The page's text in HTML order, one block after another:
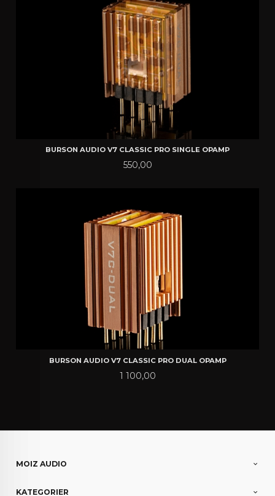
BURSON AUDIO V7 CLASSIC PRO SINGLE OPAMP
Pris
550,00
BURSON AUDIO V7 CLASSIC PRO DUAL OPAMP
Pris
1 100,00
MOIZ AUDIO
KATEGORIER